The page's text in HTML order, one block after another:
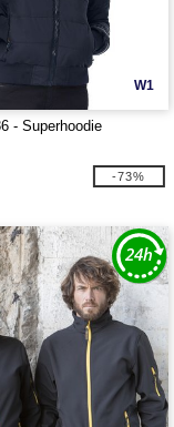
W1
- Superhoodie
-73%